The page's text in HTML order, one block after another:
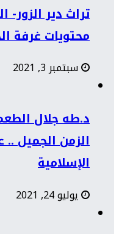
تراث دير الزور-
محتويات غرفة
سبتمبر 3, 2021
د.طه جلال
الزمن الجميل ..
الإسلامية
يوليو 24, 2021